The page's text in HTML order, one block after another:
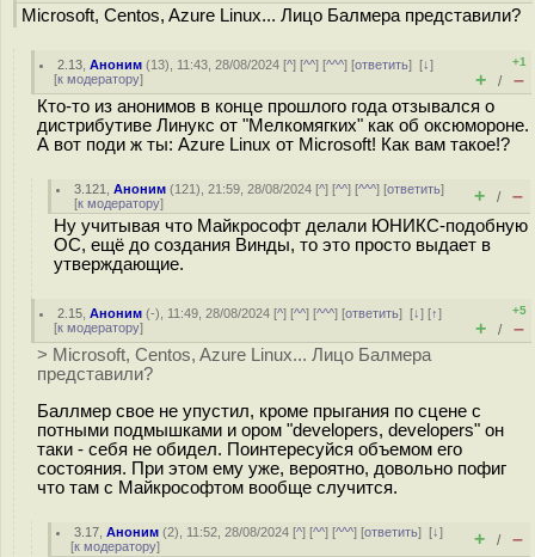
Microsoft, Centos, Azure Linux... Лицо Балмера представили?
2.13 ,Аноним (13), 11:43, 28/08/2024 [^] [^^] [^^^] [ответить][↓]
[к модератору]
+1
+ / –
Кто-то из анонимов в конце прошлого года отзывался о
дистрибутиве Линукс от "Мелкомягких" как об оксюмороне.
А вот поди ж ты: Azure Linux от Microsoft! Как вам такое!?
3.121 ,Аноним (121), 21:59, 28/08/2024 [^] [^^] [^^^] [ответить]
[к модератору] + / –
Ну учитывая что Майкрософт делали ЮНИКС-подобную
ОС, ещё до создания Винды, то это просто выдает в
утверждающие.
2.15 ,Аноним (-), 11:49, 28/08/2024 [^] [^^] [^^^] [ответить][↓] [↑]
[к модератору]
+5
+ / –
> Microsoft, Centos, Azure Linux... Лицо Балмера
представили?
Баллмер свое не упустил, кроме прыгания по сцене с
потными подмышками и ором "developers, developers" он
таки - себя не обидел. Поинтересуйся объемом его
состояния. При этом ему уже, вероятно, довольно пофиг
что там с Майкрософтом вообще случится.
3.17 ,Аноним (2), 11:52, 28/08/2024 [^] [^^] [^^^] [ответить][↓]
[к модератору] + / –